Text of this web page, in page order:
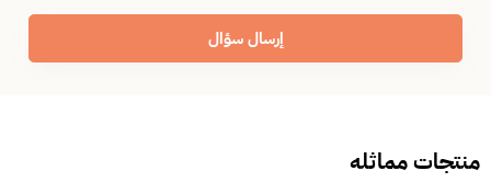
إرسال سؤال
منتجات مماثله